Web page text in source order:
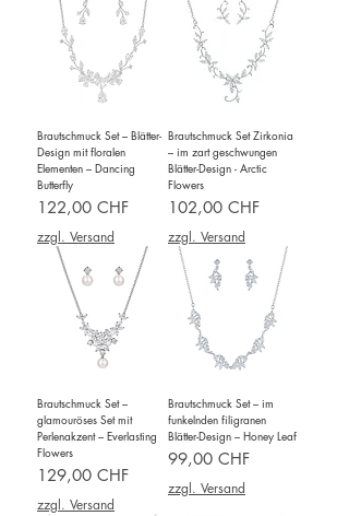
Brautschmuck Set – Blätter-
Design mit floralen
Elementen – Dancing
Butterfly
Preis
122,00 CHF
zzgl. Versand
Brautschmuck Set Zirkonia
– im zart geschwungen
Blätter-Design - Arctic
Flowers
Preis
102,00 CHF
zzgl. Versand
Brautschmuck Set –
glamouröses Set mit
Perlenakzent – Everlasting
Flowers
Preis
129,00 CHF
zzgl. Versand
Brautschmuck Set – im
funkelnden filigranen
Blätter-Design – Honey Leaf
Preis
99,00 CHF
zzgl. Versand